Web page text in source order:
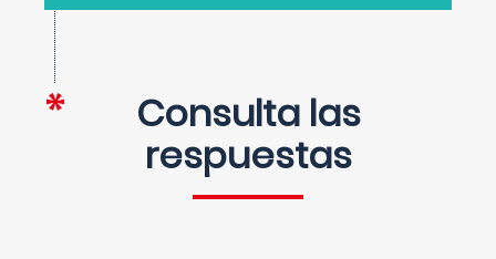
Consulta las
respuestas